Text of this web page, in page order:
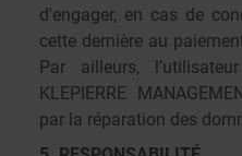
d'engager, en cas de
cette dernière au
Par ailleurs,
KLEPIERRE
par la réparation des